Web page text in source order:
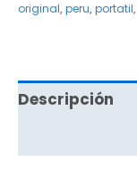
original,peru,portatil,
Descripción